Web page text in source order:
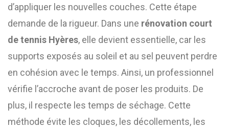
d’appliquer les nouvelles couches. Cette étape
demande de la rigueur. Dans une rénovation court
de tennis Hyères, elle devient essentielle, car les
supports exposés au soleil et au sel peuvent perdre
en cohésion avec le temps. Ainsi, un professionnel
vérifie l’accroche avant de poser les produits. De
plus, il respecte les temps de séchage. Cette
méthode évite les cloques, les décollements, les